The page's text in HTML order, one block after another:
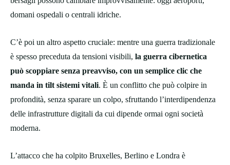
domani ospedali o centrali idriche.
C’è poi un altro aspetto cruciale: mentre una guerra tradizionale
è spesso preceduta da tensioni visibili, la guerra cibernetica
può scoppiare senza preavviso, con un semplice clic che
manda in tilt sistemi vitali. È un conflitto che può colpire in
profondità, senza sparare un colpo, sfruttando l’interdipendenza
delle infrastrutture digitali da cui dipende ormai ogni società
moderna.
L’attacco che ha colpito Bruxelles, Berlino e Londra è